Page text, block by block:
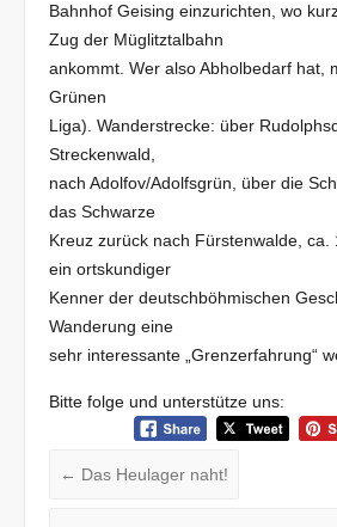
Bahnhof Geising einzurichten, wo
Zug der Müglitztalbahn
ankommt. Wer also Abholbedarf hat,
Grünen
Liga). Wanderstrecke: über
Streckenwald,
nach Adolfov/Adolfsgrün, über die
das Schwarze
Kreuz zurück nach Fürstenwalde, ca.
ein ortskundiger
Kenner der deutschböhmischen
Wanderung eine
sehr interessante „Grenzerfahrung“
Bitte folge und unterstütze uns:
← Das Heulager naht!